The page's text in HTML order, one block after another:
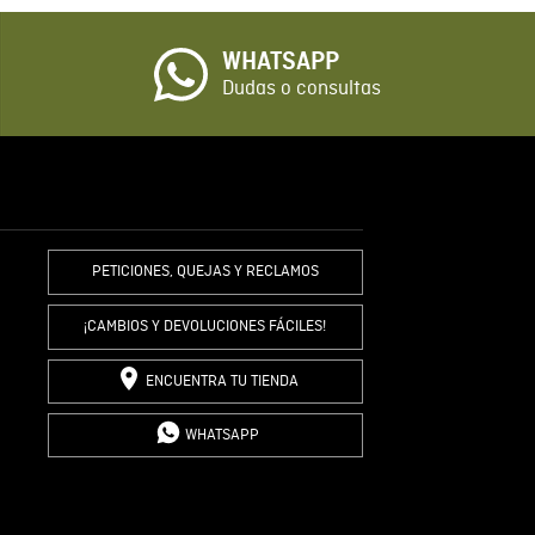
COMENTARIO
WHATSAPP
Dudas o consultas
PETICIONES, QUEJAS Y RECLAMOS
¡CAMBIOS Y DEVOLUCIONES FÁCILES!
ENCUENTRA TU TIENDA
WHATSAPP